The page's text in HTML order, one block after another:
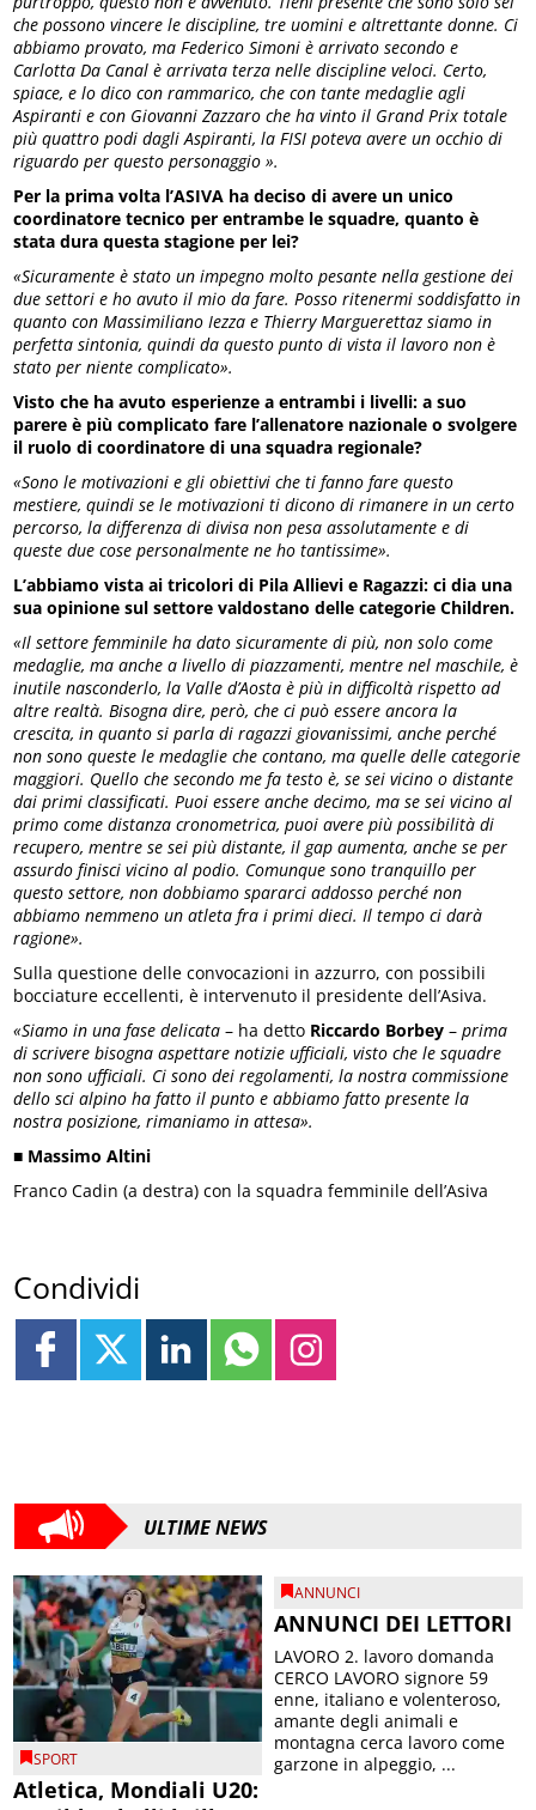
che possono vincere le discipline, tre uomini e altrettante donne. Ci
abbiamo provato, ma Federico Simoni è arrivato secondo e
Carlotta Da Canal è arrivata terza nelle discipline veloci. Certo,
spiace, e lo dico con rammarico, che con tante medaglie agli
Aspiranti e con Giovanni Zazzaro che ha vinto il Grand Prix totale
più quattro podi dagli Aspiranti, la FISI poteva avere un occhio di
riguardo per questo personaggio ».
Per la prima volta l’ASIVA ha deciso di avere un unico
coordinatore tecnico per entrambe le squadre, quanto è
stata dura questa stagione per lei?
«Sicuramente è stato un impegno molto pesante nella gestione dei
due settori e ho avuto il mio da fare. Posso ritenermi soddisfatto in
quanto con Massimiliano Iezza e Thierry Marguerettaz siamo in
perfetta sintonia, quindi da questo punto di vista il lavoro non è
stato per niente complicato».
Visto che ha avuto esperienze a entrambi i livelli: a suo
parere è più complicato fare l’allenatore nazionale o svolgere
il ruolo di coordinatore di una squadra regionale?
«Sono le motivazioni e gli obiettivi che ti fanno fare questo
mestiere, quindi se le motivazioni ti dicono di rimanere in un certo
percorso, la differenza di divisa non pesa assolutamente e di
queste due cose personalmente ne ho tantissime».
L’abbiamo vista ai tricolori di Pila Allievi e Ragazzi: ci dia una
sua opinione sul settore valdostano delle categorie Children.
«Il settore femminile ha dato sicuramente di più, non solo come
medaglie, ma anche a livello di piazzamenti, mentre nel maschile, è
inutile nasconderlo, la Valle d’Aosta è più in difficoltà rispetto ad
altre realtà. Bisogna dire, però, che ci può essere ancora la
crescita, in quanto si parla di ragazzi giovanissimi, anche perché
non sono queste le medaglie che contano, ma quelle delle categorie
maggiori. Quello che secondo me fa testo è, se sei vicino o distante
dai primi classificati. Puoi essere anche decimo, ma se sei vicino al
primo come distanza cronometrica, puoi avere più possibilità di
recupero, mentre se sei più distante, il gap aumenta, anche se per
assurdo finisci vicino al podio. Comunque sono tranquillo per
questo settore, non dobbiamo spararci addosso perché non
abbiamo nemmeno un atleta fra i primi dieci. Il tempo ci darà
ragione».
Sulla questione delle convocazioni in azzurro, con possibili
bocciature eccellenti, è intervenuto il presidente dell’Asiva.
«Siamo in una fase delicata – ha detto Riccardo Borbey –prima
di scrivere bisogna aspettare notizie ufficiali, visto che le squadre
non sono ufficiali. Ci sono dei regolamenti, la nostra commissione
dello sci alpino ha fatto il punto e abbiamo fatto presente la
nostra posizione, rimaniamo in attesa».
■ Massimo Altini
Franco Cadin (a destra) con la squadra femminile dell’Asiva
Condividi
ULTIME NEWS
SPORT
Atletica, Mondiali U20:
ANNUNCI
ANNUNCI DEI LETTORI
LAVORO 2. lavoro domanda
CERCO LAVORO signore 59
enne, italiano e volenteroso,
amante degli animali e
montagna cerca lavoro come
garzone in alpeggio, ...